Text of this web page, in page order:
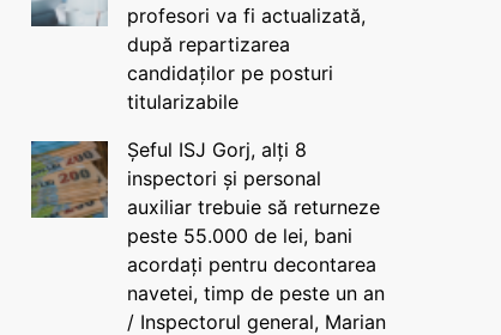
profesori va fi actualizată,
după repartizarea
candidaților pe posturi
titularizabile
Șeful ISJ Gorj, alți 8
inspectori și personal
auxiliar trebuie să returneze
peste 55.000 de lei, bani
acordați pentru decontarea
navetei, timp de peste un an
/ Inspectorul general, Marian